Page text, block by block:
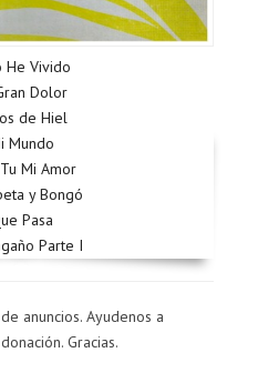
He Vivido
Dolor
de Hiel
Mundo
Mi Amor
y Bongó
Pasa
Parte I
anuncios. Ayudenos a
Gracias.